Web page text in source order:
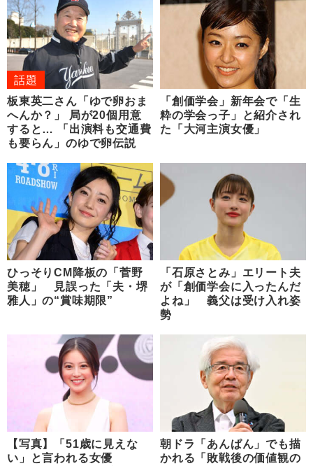
話題
板東英二さん「ゆで卵おま
へんか？」 局が20個用意
すると… 「出演料も交通費
も要らん」のゆで卵伝説
「創価学会」新年会で「生
粋の学会っ子」と紹介され
た「大河主演女優」
ひっそりCM降板の「菅野
美穂」 見誤った「夫・堺
雅人」の“賞味期限”
「石原さとみ」エリート夫
が「創価学会に入ったんだ
よね」 義父は受け入れ姿
勢
【写真】「51歳に見えな
い」と言われる女優
朝ドラ「あんぱん」でも描
かれる「敗戦後の価値観の